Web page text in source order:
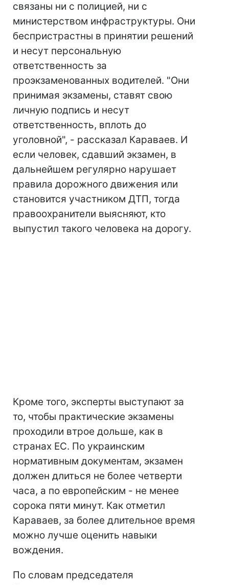
связаны ни с полицией, ни с
министерством инфраструктуры. Они
беспристрастны в принятии решений
и несут персональную
ответственность за
проэкзаменованных водителей. "Они
принимая экзамены, ставят свою
личную подпись и несут
ответственность, вплоть до
уголовной", - рассказал Караваев. И
если человек, сдавший экзамен, в
дальнейшем регулярно нарушает
правила дорожного движения или
становится участником ДТП, тогда
правоохранители выясняют, кто
выпустил такого человека на дорогу.
Кроме того, эксперты выступают за
то, чтобы практические экзамены
проходили втрое дольше, как в
странах ЕС. По украинским
нормативным документам, экзамен
должен длиться не более четверти
часа, а по европейским - не менее
сорока пяти минут. Как отметил
Караваев, за более длительное время
можно лучше оценить навыки
вождения.
По словам председателя